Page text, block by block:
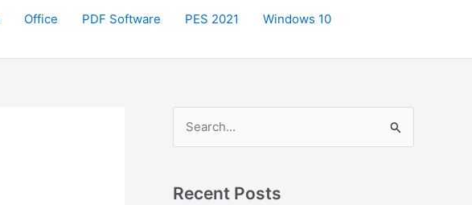
Office PDF Software PES 2021
Windows 10
rRecent Posts